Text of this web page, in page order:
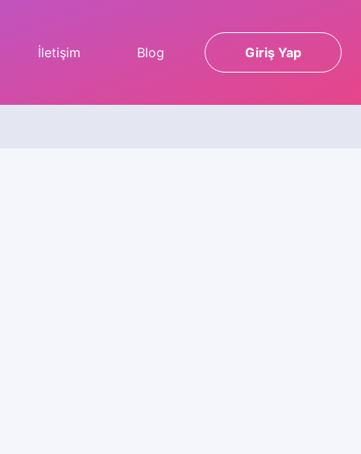
İletişim Blog Giriş Yap